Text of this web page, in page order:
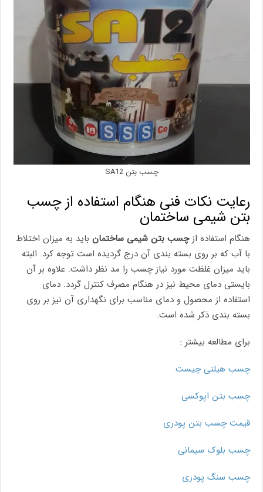
چسب بتن SA12
رعایت نکات فنی هنگام استفاده از چسب
بتن شیمی ساختمان
هنگام استفاده ازچسب بتن شیمی ساختمان باید به میزان اختلاط
با آب که بر روی بسته بندی آن درج گردیده است توجه کرد. البته
باید میزان غلظت مورد نیاز چسب را مد نظر داشت. علاوه بر آن
بایستی دمای محیط نیز در هنگام مصرف کنترل گردد. دمای
استفاده از محصول و دمای مناسب برای نگهداری آن نیز بر روی
بسته بندی ذکر شده است.
برای مطالعه بیشتر :
چسب هیلتی چیست
چسب بتن اپوکسی
قیمت چسب بتن پودری
چسب بلوک سیمانی
چسب سنگ پودری